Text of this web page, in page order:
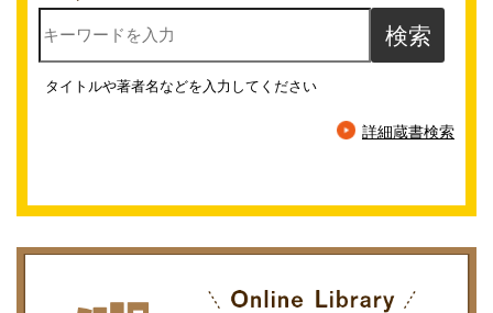
タイトルや著者名などを入力してください
詳細蔵書検索